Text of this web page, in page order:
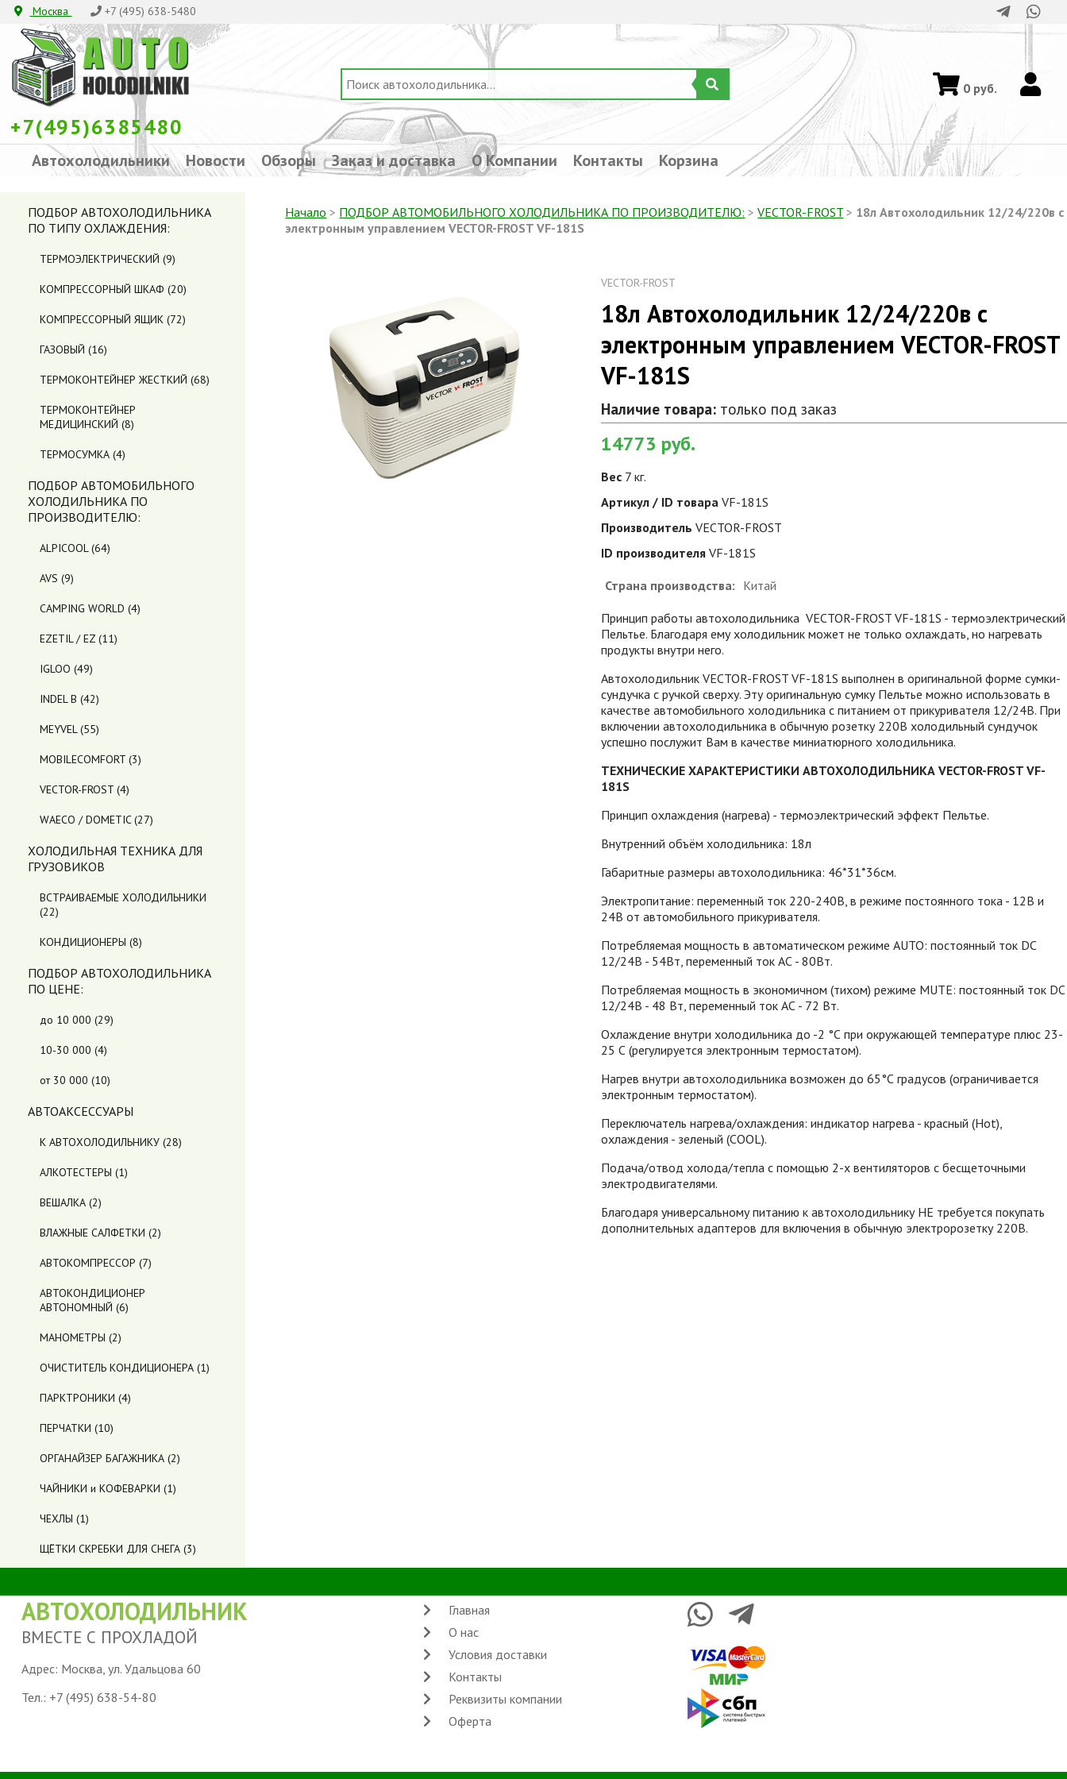
Москва +7 (495) 638-5480
+7(495)6385480
0руб.
Автохолодильники Новости Обзоры Заказ и доставка О Компании Контакты Корзина
ПОДБОР АВТОХОЛОДИЛЬНИКА
ПО ТИПУ ОХЛАЖДЕНИЯ:
ТЕРМОЭЛЕКТРИЧЕСКИЙ (9)
КОМПРЕССОРНЫЙ ШКАФ (20)
КОМПРЕССОРНЫЙ ЯЩИК (72)
ГАЗОВЫЙ (16)
ТЕРМОКОНТЕЙНЕР ЖЕСТКИЙ (68)
ТЕРМОКОНТЕЙНЕР
МЕДИЦИНСКИЙ (8)
ТЕРМОСУМКА (4)
ПОДБОР АВТОМОБИЛЬНОГО
ХОЛОДИЛЬНИКА ПO
ПРОИЗВОДИТЕЛЮ:
ALPICOOL(64)
AVS (9)
CAMPING WORLD (4)
EZETIL / EZ (11)
IGLOO (49)
INDEL B (42)
MEYVEL(55)
MOBILECOMFORT (3)
VECTOR-FROST (4)
WAECO / DOMETIC(27)
ХОЛОДИЛЬНАЯ ТЕХНИКА ДЛЯ
ГРУЗОВИКОВ
ВСТРАИВАЕМЫЕ ХОЛОДИЛЬНИКИ
(22)
КОНДИЦИОНЕРЫ (8)
ПОДБОР АВТОХОЛОДИЛЬНИКА
ПO ЦЕНЕ:
до 10 000 (29)
10-30 000 (4)
от 30 000 (10)
АВТОАКСЕССУАРЫ
К АВТОХОЛОДИЛЬНИКУ (28)
АЛКОТЕСТЕРЫ (1)
ВЕШАЛКА (2)
ВЛАЖНЫЕ САЛФЕТКИ (2)
АВТОКОМПРЕССОР (7)
АВТОКОНДИЦИОНЕР
АВТОНОМНЫЙ (6)
МАНОМЕТРЫ (2)
ОЧИСТИТЕЛЬ КОНДИЦИОНЕРА (1)
ПАРКТРОНИКИ (4)
ПЕРЧАТКИ (10)
ОРГАНАЙЗЕР БАГАЖНИКА (2)
ЧАЙНИКИ и КОФЕВАРКИ (1)
ЧЕХЛЫ (1)
ЩЁТКИ СКРЕБКИ ДЛЯ СНЕГА (3)
Начало > ПОДБОР АВТОМОБИЛЬНОГО ХОЛОДИЛЬНИКА ПO ПРОИЗВОДИТЕЛЮ: >VECTOR-FROST > 18л Автохолодильник 12/24/220в с
электронным управлением VECTOR-FROST VF-181S
VECTOR-FROST
18л Автохолодильник 12/24/220в с
электронным управлением VECTOR-FROST
VF-181S
Наличие товара: только под заказ
14773 руб.
Вес 7 кг.
Артикул / ID товара VF-181S
Производитель VECTOR-FROST
ID производителя VF-181S
Страна производства: Китай
Принцип работы автохолодильника VECTOR-FROST VF-181S - термоэлектрический
Пельтье. Благодаря ему холодильник может не только охлаждать, но нагревать
продукты внутри него.
Автохолодильник VECTOR-FROST VF-181S выполнен в оригинальной форме сумки-
сундучка с ручкой сверху. Эту оригинальную сумку Пельтье можно использовать в
качестве автомобильного холодильника с питанием от прикуривателя 12/24В. При
включении автохолодильника в обычную розетку 220В холодильный сундучок
успешно послужит Вам в качестве миниатюрного холодильника.
ТЕХНИЧЕСКИЕ ХАРАКТЕРИСТИКИ АВТОХОЛОДИЛЬНИКА VECTOR-FROST VF-
181S
Принцип охлаждения (нагрева) - термоэлектрический эффект Пельтье.
Внутренний объём холодильника: 18л
Габаритные размеры автохолодильника: 46*31*36см.
Электропитание: переменный ток 220-240В, в режиме постоянного тока - 12В и
24В от автомобильного прикуривателя.
Потребляемая мощность в автоматическом режиме AUTO: постоянный ток DC
12/24В - 54Вт, переменный ток АС - 80Вт.
Потребляемая мощность в экономичном (тихом) режиме MUTE: постоянный ток DC
12/24В - 48 Вт, переменный ток АС - 72 Вт.
Охлаждение внутри холодильника до -2 °С при окружающей температуре плюс 23-
25 С (регулируется электронным термостатом).
Нагрев внутри автохолодильника возможен до 65°С градусов (ограничивается
электронным термостатом).
Переключатель нагрева/охлаждения: индикатор нагрева - красный (Hot),
охлаждения - зеленый (COOL).
Подача/отвод холода/тепла с помощью 2-х вентиляторов с бесщеточными
электродвигателями.
Благодаря универсальному питанию к автохолодильнику НЕ требуется покупать
дополнительных адаптеров для включения в обычную электророзетку 220В.
АВТОХОЛОДИЛЬНИК
ВМЕСТЕ С ПРОХЛАДОЙ
Адрес: Москва, ул. Удальцова 60
Тел.: +7 (495) 638-54-80
Главная
О нас
Условия доставки
Контакты
Реквизиты компании
Оферта